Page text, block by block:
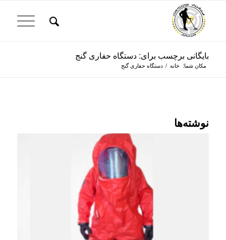
بایگانی برچسب برای: دستگاه حفاری گنج
مکان شما: خانه / دستگاه حفاری گنج
نوشته‌ها